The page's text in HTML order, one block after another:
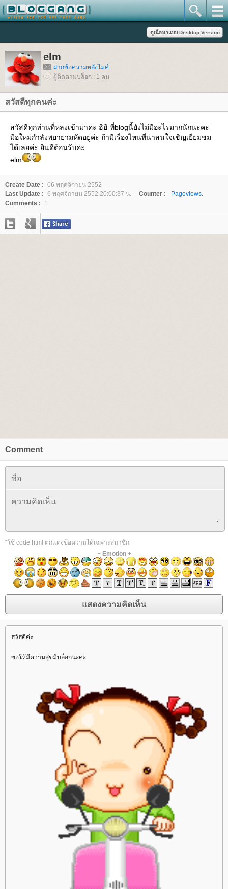
elm
ฝากข้อความหลังไมค์
ผู้ติดตามบล็อก : 1 คน
สวัสดีทุกคนค่ะ
สวัสดีทุกท่านที่หลงเข้ามาค่ะ ฮิฮิ ที่blogนี้ยังไม่มีอะไรมากนักนะคะ
มือใหม่กำลังพยายามหัดอยู่ค่ะ ถ้ามีเรื่องไหนที่น่าสนใจเชิญเยี่ยมชม
ได้เลยค่ะ ยินดีต้อนรับค่ะ
elm
Create Date : 06 พฤศจิกายน 2552
Last Update : 6 พฤศจิกายน 2552 20:00:37 น. Counter :
Pageviews.
Comments :
1
Comment
*ใช้ code html ตกแต่งข้อความได้เฉพาะสมาชิก
+ Emotion+
สวัสดีค่ะ
ขอให้มีความสุขมีบล็อกนะคะ